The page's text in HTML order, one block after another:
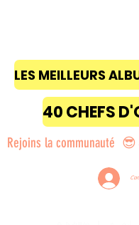
Rejoins la communauté